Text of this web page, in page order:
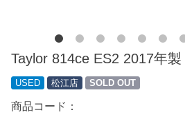
Taylor 814ce ES2 2017年製
USED 松江店 SOLD OUT
商品コード：